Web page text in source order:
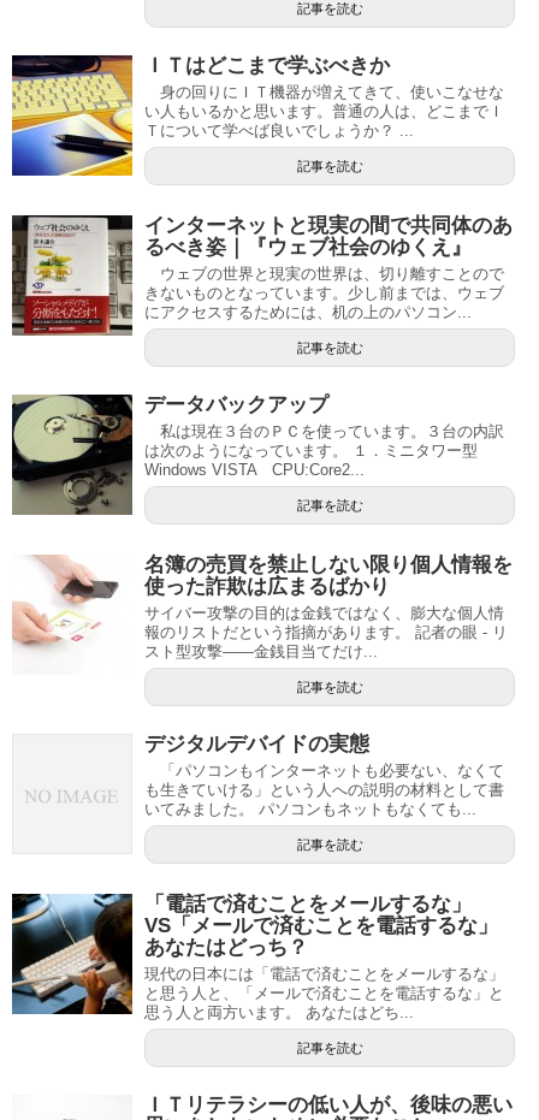
記事を読む
ＩＴはどこまで学ぶべきか
身の回りにＩＴ機器が増えてきて、使いこなせな
い人もいるかと思います。普通の人は、どこまでＩ
Ｔについて学べば良いでしょうか？ ...
記事を読む
インターネットと現実の間で共同体のあ
るべき姿｜『ウェブ社会のゆくえ』
ウェブの世界と現実の世界は、切り離すことので
きないものとなっています。少し前までは、ウェブ
にアクセスするためには、机の上のパソコン...
記事を読む
データバックアップ
私は現在３台のＰＣを使っています。３台の内訳
は次のようになっています。 １．ミニタワー型
Windows VISTA CPU:Core2...
記事を読む
名簿の売買を禁止しない限り個人情報を
使った詐欺は広まるばかり
サイバー攻撃の目的は金銭ではなく、膨大な個人情
報のリストだという指摘があります。 記者の眼 - リ
スト型攻撃――金銭目当てだけ...
記事を読む
デジタルデバイドの実態
「パソコンもインターネットも必要ない、なくて
も生きていける」という人への説明の材料として書
いてみました。 パソコンもネットもなくても...
記事を読む
「電話で済むことをメールするな」
VS「メールで済むことを電話するな」
あなたはどっち？
現代の日本には「電話で済むことをメールするな」
と思う人と、「メールで済むことを電話するな」と
思う人と両方います。 あなたはどち...
記事を読む
ＩＴリテラシーの低い人が、後味の悪い